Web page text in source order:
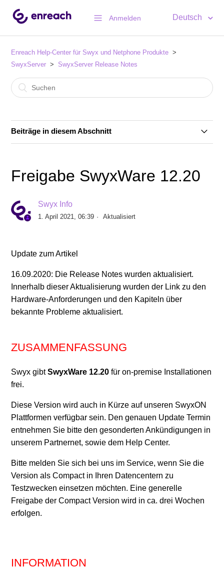
Anmelden Deutsch
Enreach Help-Center für Swyx und Netphone Produkte
SwyxServer
SwyxServer Release Notes
Beiträge in diesem Abschnitt
SwyxIt! 14.21 Release 3
Swyx 14.21
SwyxIt! 14.21 Release 2
SwyxIt! 14.11 Release 3
SwyxIt! 14.11 Release 2
Swyx 14.11
Weitere anzeigen
Freigabe SwyxWare 12.20
Swyx Info
1. April 2021, 06:39 Aktualisiert
Update zum Artikel
16.09.2020: Die Release Notes wurden aktualisiert.
Innerhalb dieser Aktualisierung wurden der Link zu den
Hardware-Anforderungen und den Kapiteln über
bekannte Probleme aktualisiert.
ZUSAMMENFASSUNG
Swyx gibt SwyxWare 12.20für on-premise Installationen
frei.
Diese Version wird auch in Kürze auf unseren SwyxON
Plattformen verfügbar sein. Den genauen Update Termin
entnehmen Sie bitte den gesonderten Ankündigungen in
unserem Partnernet, sowie dem Help Center.
Bitte melden Sie sich bei uns im Service, wenn Sie die
Version als Compact in Ihren Datencentern zu
Testzwecken einsetzen möchten. Eine generelle
Freigabe der Compact Version wird in ca. drei Wochen
erfolgen.
INFORMATION